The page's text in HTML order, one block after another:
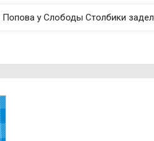
у Слободы Столбики